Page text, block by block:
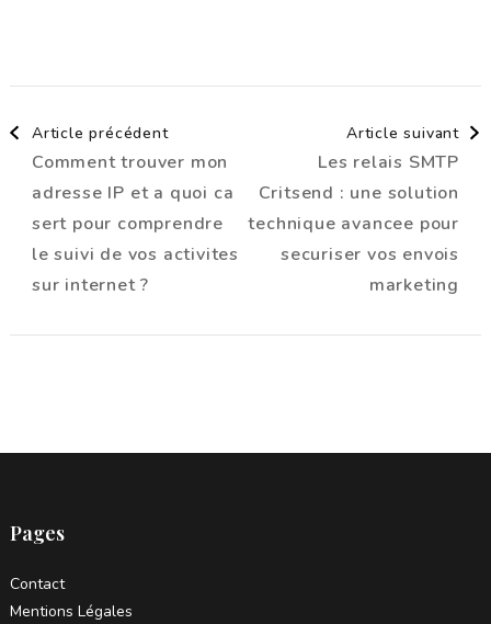
Navigation
d'article
Article précédent
Comment trouver mon
adresse IP et a quoi ca
sert pour comprendre
le suivi de vos activites
sur internet ?
Article suivant
Les relais SMTP
Critsend : une solution
technique avancee pour
securiser vos envois
marketing
Pages
Contact
Mentions Légales